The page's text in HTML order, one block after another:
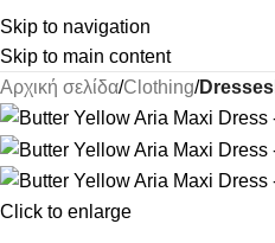
Skip to navigation
Skip to main content
Αρχική σελίδα Clothing Dresses
Click to enlarge